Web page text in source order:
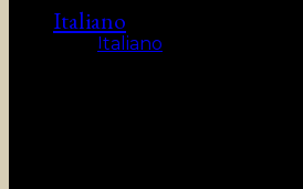
Italiano
Italiano
In corso